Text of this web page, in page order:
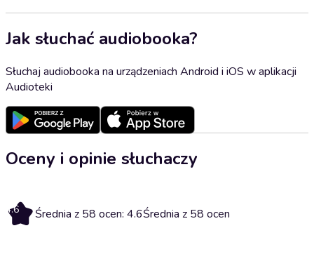
Jak słuchać audiobooka?
Słuchaj audiobooka na urządzeniach Android i iOS w aplikacji
Audioteki
Oceny i opinie słuchaczy
4.6 Średnia z 58 ocen: 4.6Średnia z 58 ocen